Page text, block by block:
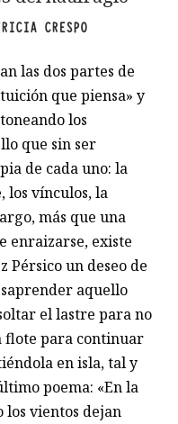
CRESPO
las dos partes de
que piensa» y
los
que sin ser
de cada uno: la
los vínculos, la
más que una
enraizarse, existe
Pérsico un deseo de
aquello
el lastre para no
para continuar
en isla, tal y
poema: «En la
vientos dejan